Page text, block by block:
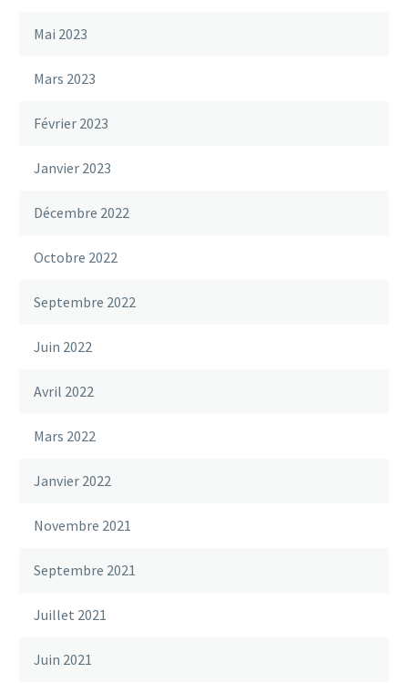
Mai 2023
Mars 2023
Février 2023
Janvier 2023
Décembre 2022
Octobre 2022
Septembre 2022
Juin 2022
Avril 2022
Mars 2022
Janvier 2022
Novembre 2021
Septembre 2021
Juillet 2021
Juin 2021